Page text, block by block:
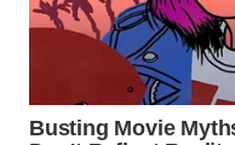
TENGAH
SERDANG